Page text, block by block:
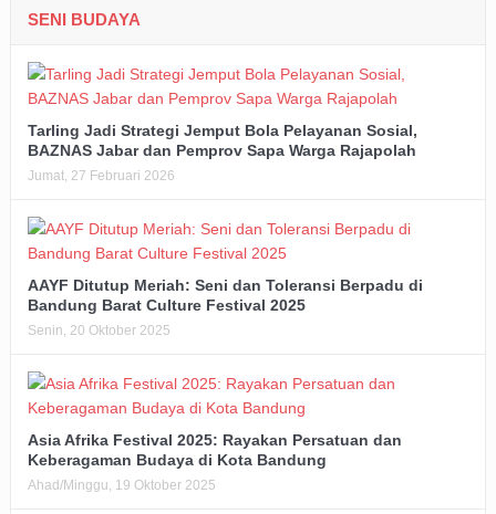
SENI BUDAYA
Tarling Jadi Strategi Jemput Bola Pelayanan Sosial,
BAZNAS Jabar dan Pemprov Sapa Warga Rajapolah
Jumat, 27 Februari 2026
AAYF Ditutup Meriah: Seni dan Toleransi Berpadu di
Bandung Barat Culture Festival 2025
Senin, 20 Oktober 2025
Asia Afrika Festival 2025: Rayakan Persatuan dan
Keberagaman Budaya di Kota Bandung
Ahad/Minggu, 19 Oktober 2025